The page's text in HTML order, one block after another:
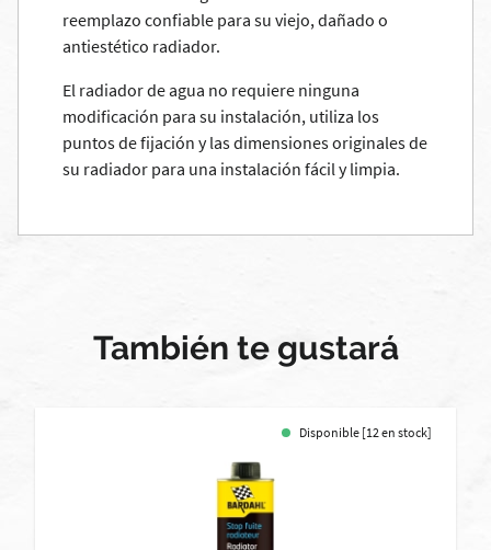
reemplazo confiable para su viejo, dañado o
antiestético radiador.
El radiador de agua no requiere ninguna
modificación para su instalación, utiliza los
puntos de fijación y las dimensiones originales de
su radiador para una instalación fácil y limpia.
También te gustará
Disponible [12 en stock]